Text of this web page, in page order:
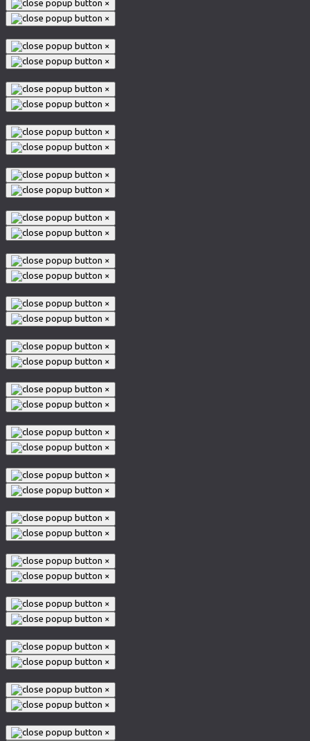
×
×
×
×
×
×
×
×
×
×
×
×
×
×
×
×
×
×
×
×
×
×
×
×
×
×
×
×
×
×
×
×
×
×
×